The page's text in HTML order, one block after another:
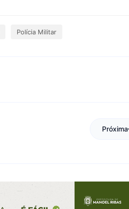
Polícia Militar
Próxima